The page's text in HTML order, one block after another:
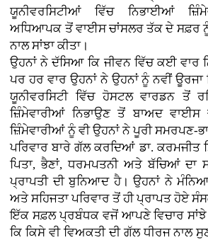
ਯੂਨੀਵਰਸਿਟੀਆਂ ਵਿੱਚ ਨਿਭਾਈਆਂ
ਅਧਿਆਪਕ ਤੋਂ ਵਾਈਸ ਚਾਂਸਲਰ ਤੱਕ ਦੇ ਸਫ਼ਰ ਨੂੰ
ਨਾਲ ਸਾਂਝਾ ਕੀਤਾ।
ਉਹਨਾਂ ਨੇ ਦੱਸਿਆ ਕਿ ਜੀਵਨ ਵਿੱਚ ਕਈ ਵਾਰ
ਪਰ ਹਰ ਵਾਰ ਉਹਨਾਂ ਨੇ ਉਹਨਾਂ ਨੂੰ ਨਵੀਂ
ਯੂਨੀਵਰਸਿਟੀ ਵਿੱਚ ਹੋਸਟਲ ਵਾਰਡਨ ਤੋਂ
ਜ਼ਿੰਮੇਵਾਰੀਆਂ ਨਿਭਾਉਣ ਤੋਂ ਬਾਅਦ ਵਾਈਸ
ਜ਼ਿੰਮੇਵਾਰੀਆਂ ਨੂੰ ਵੀ ਉਹਨਾਂ ਨੇ ਪੂਰੀ ਸਮਰਪਣ-
ਪਰਿਵਾਰ ਬਾਰੇ ਗੱਲ ਕਰਦਿਆਂ ਡਾ. ਕਰਮਜੀਤ
ਪਿਤਾ, ਭੈਣਾਂ, ਧਰਮਪਤਨੀ ਅਤੇ ਬੱਚਿਆਂ ਦਾ
ਪ੍ਰਾਪਤੀ ਦੀ ਬੁਨਿਆਦ ਹੈ। ਉਹਨਾਂ ਨੇ ਮੰਨਿਆ
ਅਤੇ ਸਹਿਜਤਾ ਪਰਿਵਾਰ ਤੋਂ ਹੀ ਪ੍ਰਾਪਤ ਹੋਏ
ਇੱਕ ਸਫ਼ਲ ਪ੍ਰਬੰਧਕ ਵਜੋਂ ਆਪਣੇ ਵਿਚਾਰ ਸਾਂਝੇ
ਕਿ ਕਿਸੇ ਵੀ ਵਿਅਕਤੀ ਦੀ ਗੱਲ ਧੀਰਜ ਨਾਲ